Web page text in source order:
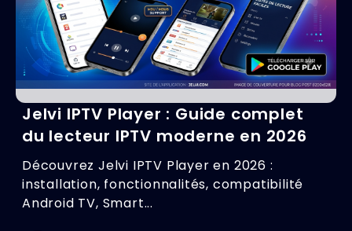
Jelvi IPTV Player : Guide complet
du lecteur IPTV moderne en 2026
Découvrez Jelvi IPTV Player en 2026 :
installation, fonctionnalités, compatibilité
Android TV, Smart...